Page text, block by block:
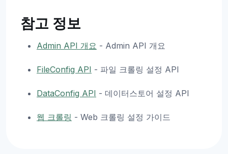
참고 정보
Admin API 개요 - Admin API 개요
FileConfig API - 파일 크롤링 설정 API
DataConfig API - 데이터스토어 설정 API
웹 크롤링 - Web 크롤링 설정 가이드